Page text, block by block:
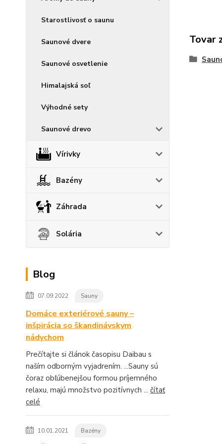
Starostlivosť o saunu
Saunové dvere
Saunové osvetlenie
Himalajská soľ
Výhodné sety
Saunové drevo
Vírivky
Bazény
Záhrada
Solária
Blog
07.09.2022 Sauny
Domáce exteriérové sauny –
inšpirácia so škandinávskym
nádychom
Prečítajte si článok časopisu Daibau s
naším odborným vyjadrením. ...Sauny sú
čoraz obľúbenejšou formou príjemného
relaxu, majú množstvo pozitívnych ... čítať
celé
10.01.2021 Bazény
Tovar